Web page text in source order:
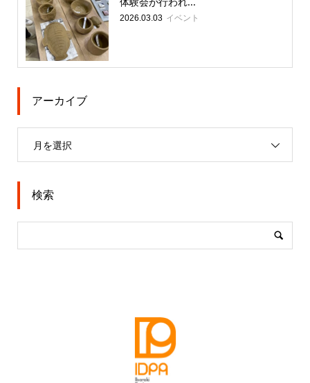
2026.03.03 イベント
アーカイブ
月を選択
検索